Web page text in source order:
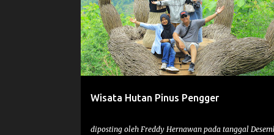
Wisata Hutan Pinus Pengger
diposting oleh Freddy Hernawan pada tanggal